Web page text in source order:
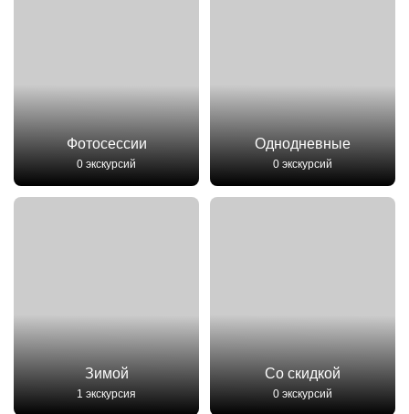
Фотосессии
0 экскурсий
Однодневные
0 экскурсий
Зимой
1 экскурсия
Со скидкой
0 экскурсий